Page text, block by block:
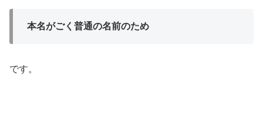
本名がごく普通の名前のため
です。